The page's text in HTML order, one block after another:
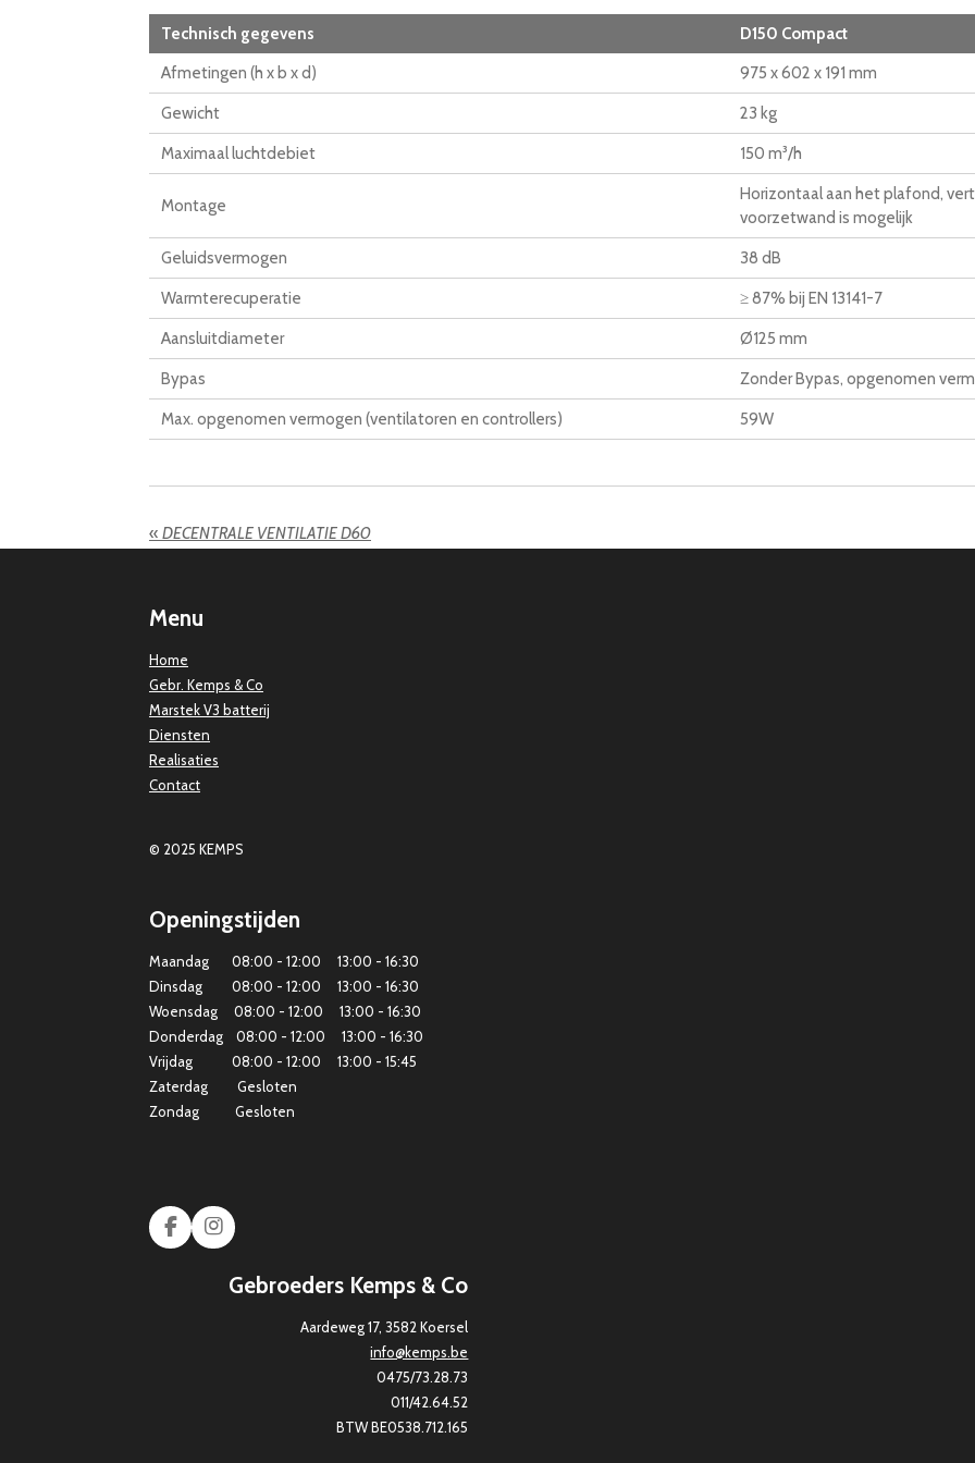
Technisch gegevens
D150 Compact
Afmetingen (h x b x d)
975 x 602 x 191 mm
Gewicht 23 kg
Maximaal luchtdebiet 150 m³/h
Montage
Horizontaal aan het plafond,
voorzetwand is mogelijk
Geluidsvermogen 38 dB
Warmterecuperatie ≥ 87% bij EN 13141-7
Aansluitdiameter Ø125 mm
Bypas Zonder Bypas, opgenomen
Max. opgenomen vermogen (ventilatoren en controllers) 59W
« DECENTRALE VENTILATIE D60
Menu
Home
Gebr. Kemps & Co
Marstek V3 batterij
Diensten
Realisaties
Contact
© 2025 KEMPS
Openingstijden
Maandag 08:00 - 12:00 13:00 - 16:30
Dinsdag 08:00 - 12:00 13:00 - 16:30
Woensdag 08:00 - 12:00 13:00 - 16:30
Donderdag 08:00 - 12:00 13:00 - 16:30
Vrijdag 08:00 - 12:00 13:00 - 15:45
Zaterdag Gesloten
Zondag Gesloten
F
a
I
n
Gebroeders Kemps & Co
Aardeweg 17, 3582 Koersel
info@kemps.be
0475/73.28.73
011/42.64.52
BTW BE0538.712.165